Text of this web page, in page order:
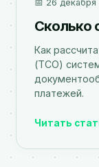
📅 26 декабря
Сколько
Как
(TCO)
платежей.
Читать